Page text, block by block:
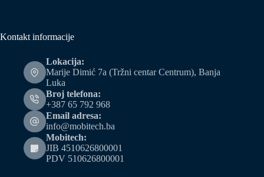
Kontakt informacije
Lokacija:
Marije Dimić 7a (Tržni centar Centrum), Banja
Luka
Broj telefona:
+387 65 792 968
Email adresa:
info@mobitech.ba
Mobitech:
JIB 4510626800001
PDV 510626800001